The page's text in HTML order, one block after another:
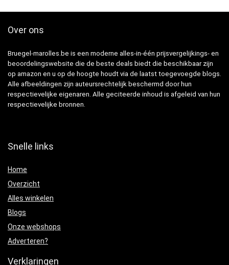
Over ons
Bruegel-marolles.be is een moderne alles-in-één prijsvergelijkings- en
beoordelingswebsite die de beste deals biedt die beschikbaar zijn
op amazon en u op de hoogte houdt via de laatst toegevoegde blogs.
Alle afbeeldingen zijn auteursrechtelijk beschermd door hun
respectievelijke eigenaren. Alle geciteerde inhoud is afgeleid van hun
respectievelijke bronnen.
Snelle links
Home
Overzicht
Alles winkelen
Blogs
Onze webshops
Adverteren?
Verklaringen